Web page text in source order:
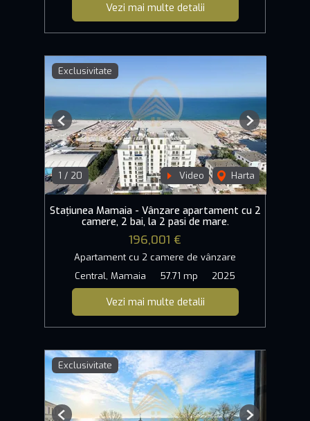
Vezi mai multe detalii
Exclusivitate
1 / 20 Video Harta
Previous Next
Stațiunea Mamaia - Vânzare apartament cu 2
camere, 2 bai, la 2 pasi de mare.
196,001 €
Apartament cu 2 camere de vânzare
Central, Mamaia
57.71 mp 2025
Vezi mai multe detalii
Exclusivitate